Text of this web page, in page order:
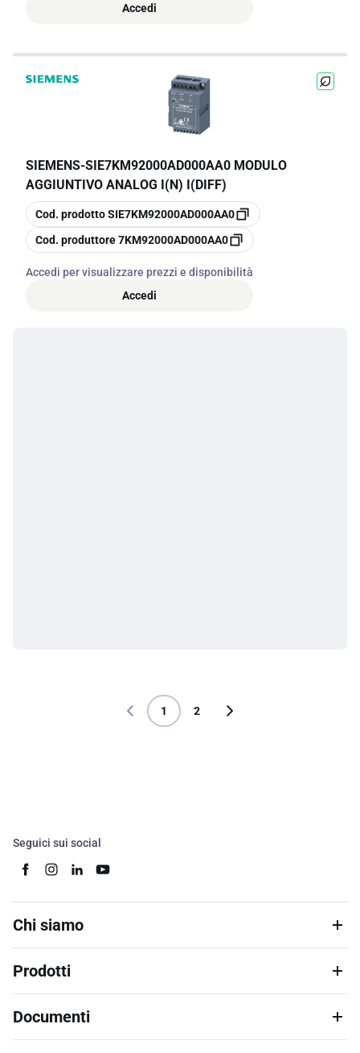
Accedi
SIEMENS-SIE7KM92000AD000AA0 MODULO
AGGIUNTIVO ANALOG I(N) I(DIFF)
copia
Cod. prodottoSIE7KM92000AD000AA0
copia
Cod. produttore7KM92000AD000AA0
Accedi per visualizzare prezzi e disponibilità
Accedi
1 2
Seguici sui social
Chi siamo
Prodotti
Documenti